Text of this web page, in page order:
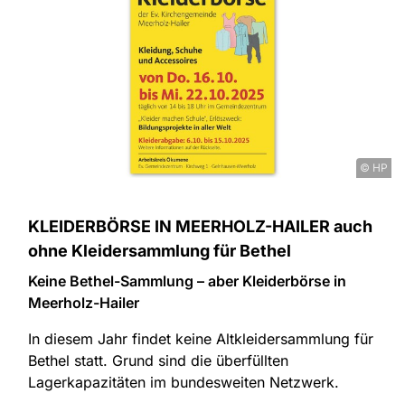
© HP
KLEIDERBÖRSE IN MEERHOLZ-HAILER auch
ohne Kleidersammlung für Bethel
Keine Bethel-Sammlung – aber Kleiderbörse in
Meerholz-Hailer
In diesem Jahr findet keine Altkleidersammlung für
Bethel statt. Grund sind die überfüllten
Lagerkapazitäten im bundesweiten Netzwerk.